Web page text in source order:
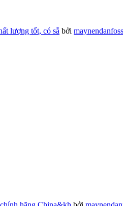
lượng tốt, có sẵ bởi maynendanfoss